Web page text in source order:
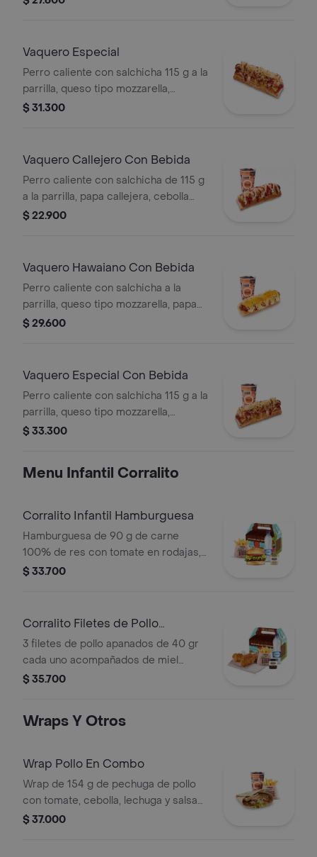
Vaquero Especial
Perro caliente con salchicha 115 g a la
parrilla, queso tipo mozzarella,
tocineta picada, papa callejera,
$ 31.300
Vaquero Callejero Con Bebida
Perro caliente con salchicha de 115 g
a la parrilla, papa callejera, cebolla
picada, salsa blanca, salsa de tomate
$ 22.900
Vaquero Hawaiano Con Bebida
Perro caliente con salchicha a la
parrilla, queso tipo mozzarella, papa
callejera, piña, salsa blanca y salsa de
$ 29.600
Vaquero Especial Con Bebida
Perro caliente con salchicha 115 g a la
parrilla, queso tipo mozzarella,
tocineta picada, papa callejera,
bebida PET
$ 33.300
Menu Infantil Corralito
Corralito Infantil Hamburguesa
Hamburguesa de 90 g de carne
100% de res con tomate en rodajas,
lechuga en julianas, salsa blanca y
60 g
$ 33.700
Corralito Filetes de Pollo
Apanados
3 filetes de pollo apanados de 40 gr
cada uno acompañados de miel
mostaza con papas Corral medianas,
$ 35.700
Wraps Y Otros
Wrap Pollo En Combo
Wrap de 154 g de pechuga de pollo
con tomate, cebolla, lechuga y salsa
blanca + papas medianas (corral o en
$ 37.000